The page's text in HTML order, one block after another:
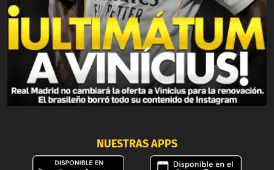
NUESTRAS APPS